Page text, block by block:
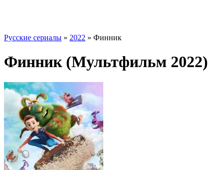
Русские сериалы » 2022 » Финник
Финник (Мультфильм 2022)